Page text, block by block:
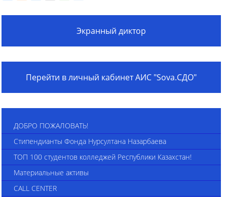
Экранный диктор
Перейти в личный кабинет АИС "Sova.СДО"
ДОБРО ПОЖАЛОВАТЬ!
Стипендианты Фонда Нурсултана Назарбаева
ТОП 100 студентов колледжей Республики Казахстан!
Материальные активы
CALL CENTER